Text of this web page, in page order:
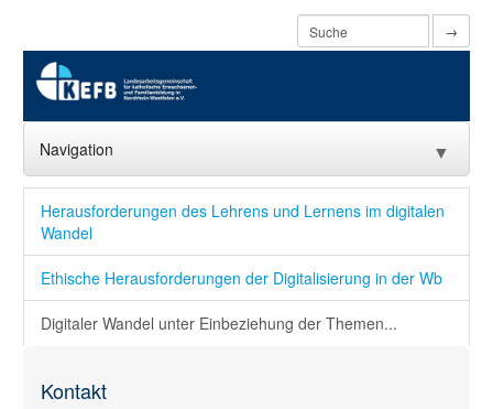
→
Navigation ▼
Über uns
Familienbildung
Herausforderungen des Lehrens und Lernens im digitalen
Wandel
Ethische Herausforderungen der Digitalisierung in der Wb
Digitaler Wandel unter Einbeziehung der Themen...
Kontakt